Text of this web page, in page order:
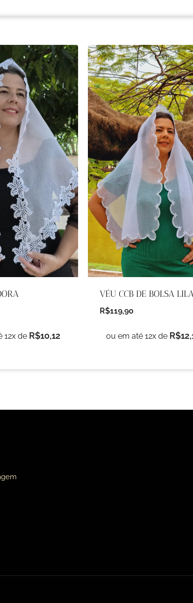
12x de R$10,12
VÉU CCB DE BOLSA
R$119,90
ou em até 12x de R$